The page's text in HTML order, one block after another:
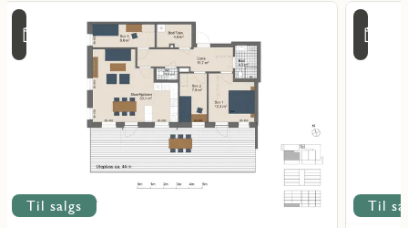
Til salgs
16:00
Les
mer
objekt
Til
Les
mer
objekt